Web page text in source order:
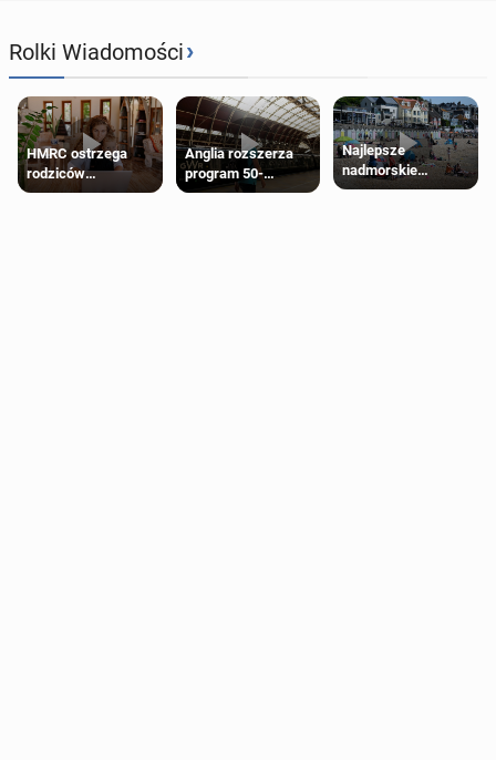
Rolki Wiadomości›
HMRC ostrzega
rodziców
pobierających Child
Anglia rozszerza
program 50-
procentowych
Najlepsze
nadmorskie
miasteczko blisko